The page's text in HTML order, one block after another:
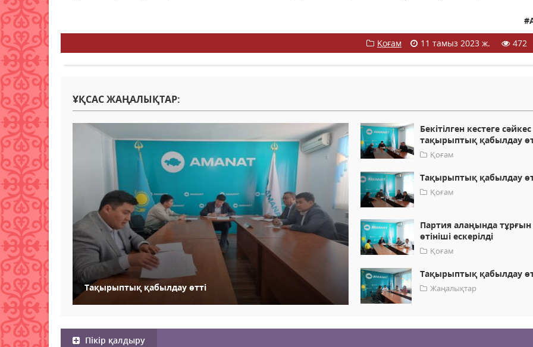
Қоғам
11 тамыз 2023 ж. 472
ҰҚСАС ЖАҢАЛЫҚТАР:
Тақырыптық қабылдау өтті
Бекітілген кестеге сәйкес
тақырыптық қабылдау
Қоғам
Тақырыптық қабылдау
Қоғам
Партия алаңында тұрғын
өтініші ескерілді
Қоғам
Тақырыптық қабылдау
Жаңалықтар
Пікір қалдыру